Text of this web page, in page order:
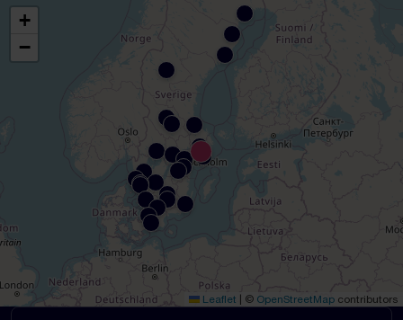
+
−
Leaflet | © OpenStreetMap contributors